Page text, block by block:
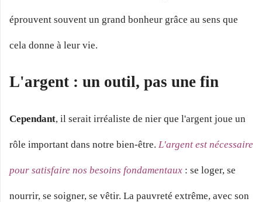
éprouvent souvent un grand bonheur grâce au sens que
cela donne à leur vie.
L'argent : un outil, pas une fin
Cependant, il serait irréaliste de nier que l'argent joue un
rôle important dans notre bien-être. L'argent est nécessaire
pour satisfaire nos besoins fondamentaux : se loger, se
nourrir, se soigner, se vêtir. La pauvreté extrême, avec son